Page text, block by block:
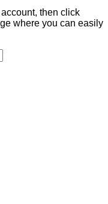
then click
where you can easily